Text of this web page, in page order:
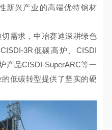
新兴产业的高端优特钢材
需求，中冶赛迪深耕绿色
3R低碳高炉、CISDI
产品CISDI-SuperARC等一
低碳转型提供了坚实的硬